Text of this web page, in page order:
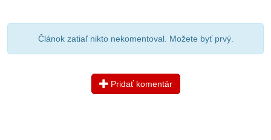
Článok zatiaľ nikto nekomentoval. Možete byť prvý.
Pridať komentár